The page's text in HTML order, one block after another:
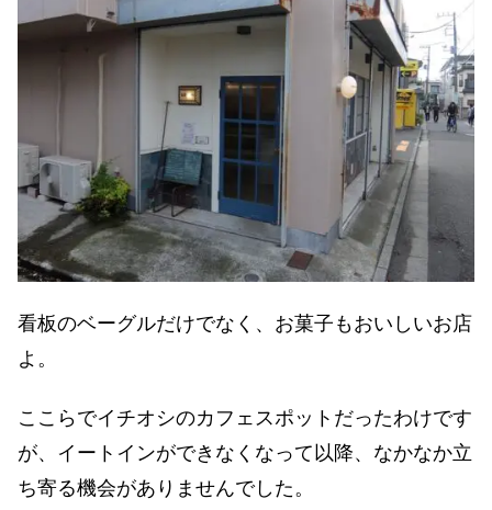
看板のベーグルだけでなく、お菓子もおいしいお店
よ。
ここらでイチオシのカフェスポットだったわけです
が、イートインができなくなって以降、なかなか立
ち寄る機会がありませんでした。